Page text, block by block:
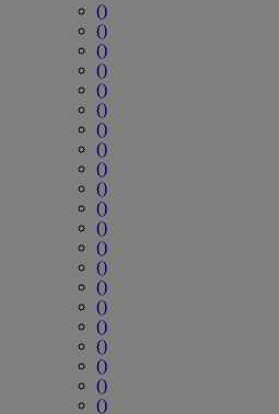
()
()
()
()
()
()
()
()
()
()
()
()
()
()
()
()
()
()
()
()
()